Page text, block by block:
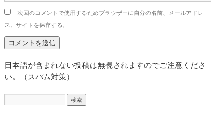
次回のコメントで使用するためブラウザーに自分の名前、メールアドレ
ス、サイトを保存する。
日本語が含まれない投稿は無視されますのでご注意くださ
い。（スパム対策）